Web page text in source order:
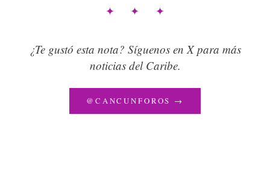
✦ ✦ ✦
¿Te gustó esta nota? Síguenos en X para más
noticias del Caribe.
@CANCUNFOROS →